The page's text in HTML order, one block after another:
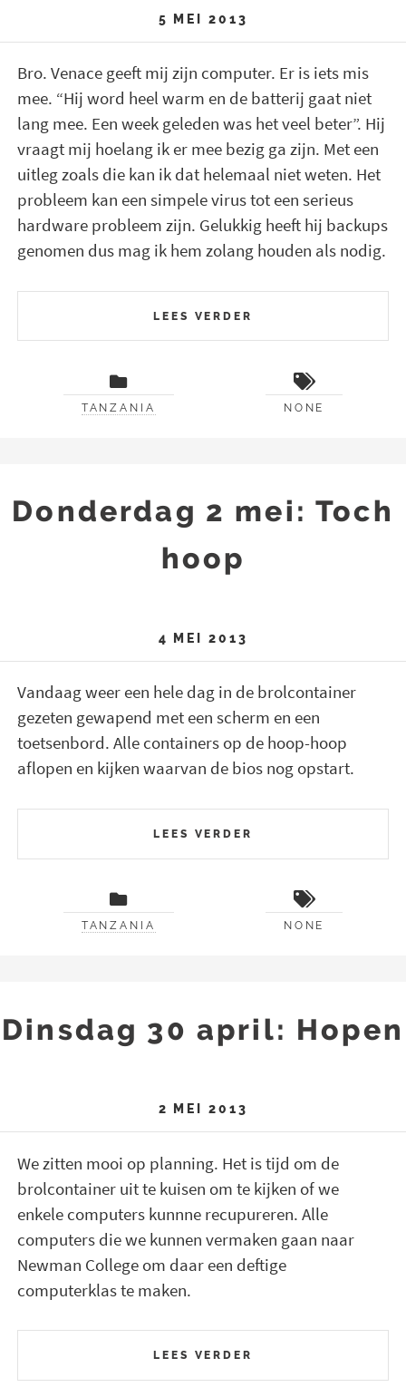
5 MEI 2013
Bro. Venace geeft mij zijn computer. Er is iets mis
mee. “Hij word heel warm en de batterij gaat niet
lang mee. Een week geleden was het veel beter”. Hij
vraagt mij hoelang ik er mee bezig ga zijn. Met een
uitleg zoals die kan ik dat helemaal niet weten. Het
probleem kan een simpele virus tot een serieus
hardware probleem zijn. Gelukkig heeft hij backups
genomen dus mag ik hem zolang houden als nodig.
LEES VERDER
TANZANIA NONE
Donderdag 2 mei: Toch
hoop
4 MEI 2013
Vandaag weer een hele dag in de brolcontainer
gezeten gewapend met een scherm en een
toetsenbord. Alle containers op de hoop-hoop
aflopen en kijken waarvan de bios nog opstart.
LEES VERDER
TANZANIA NONE
Dinsdag 30 april: Hopen
2 MEI 2013
We zitten mooi op planning. Het is tijd om de
brolcontainer uit te kuisen om te kijken of we
enkele computers kunnne recupureren. Alle
computers die we kunnen vermaken gaan naar
Newman College om daar een deftige
computerklas te maken.
LEES VERDER